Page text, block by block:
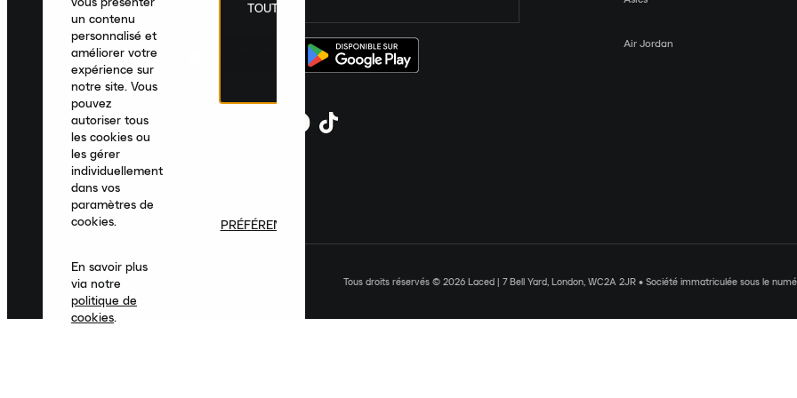
Air Jordan
Tous droits réservés © 2026 Laced | 7 Bell Yard, London, WC2A 2JR • Société immatriculée sous le
un contenu
personnalisé et
améliorer votre
expérience sur
notre site. Vous
pouvez
autoriser tous
les cookies ou
les gérer
individuellement
dans vos
paramètres de
cookies.
En savoir plus
via notre
politique de
cookies.
TOUT
PRÉFÉRENCES